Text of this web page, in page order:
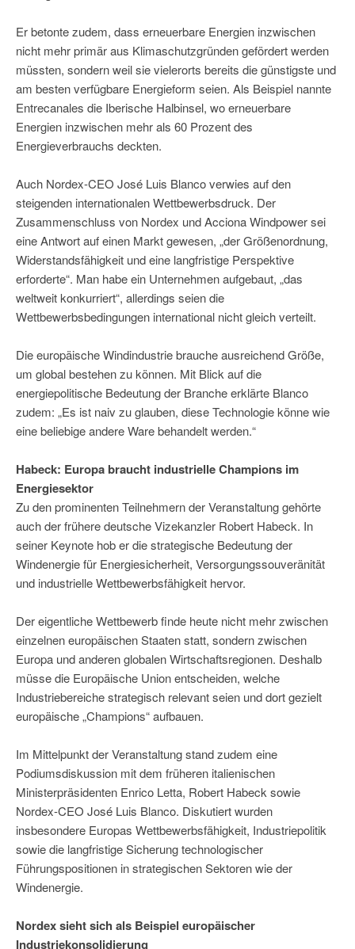
Er betonte zudem, dass erneuerbare Energien inzwischen
nicht mehr primär aus Klimaschutzgründen gefördert werden
müssten, sondern weil sie vielerorts bereits die günstigste und
am besten verfügbare Energieform seien. Als Beispiel nannte
Entrecanales die Iberische Halbinsel, wo erneuerbare
Energien inzwischen mehr als 60 Prozent des
Energieverbrauchs deckten.
Auch Nordex-CEO José Luis Blanco verwies auf den
steigenden internationalen Wettbewerbsdruck. Der
Zusammenschluss von Nordex und Acciona Windpower sei
eine Antwort auf einen Markt gewesen, „der Größenordnung,
Widerstandsfähigkeit und eine langfristige Perspektive
erforderte“. Man habe ein Unternehmen aufgebaut, „das
weltweit konkurriert“, allerdings seien die
Wettbewerbsbedingungen international nicht gleich verteilt.
Die europäische Windindustrie brauche ausreichend Größe,
um global bestehen zu können. Mit Blick auf die
energiepolitische Bedeutung der Branche erklärte Blanco
zudem: „Es ist naiv zu glauben, diese Technologie könne wie
eine beliebige andere Ware behandelt werden.“
Habeck: Europa braucht industrielle Champions im
Energiesektor
Zu den prominenten Teilnehmern der Veranstaltung gehörte
auch der frühere deutsche Vizekanzler Robert Habeck. In
seiner Keynote hob er die strategische Bedeutung der
Windenergie für Energiesicherheit, Versorgungssouveränität
und industrielle Wettbewerbsfähigkeit hervor.
Der eigentliche Wettbewerb finde heute nicht mehr zwischen
einzelnen europäischen Staaten statt, sondern zwischen
Europa und anderen globalen Wirtschaftsregionen. Deshalb
müsse die Europäische Union entscheiden, welche
Industriebereiche strategisch relevant seien und dort gezielt
europäische „Champions“ aufbauen.
Im Mittelpunkt der Veranstaltung stand zudem eine
Podiumsdiskussion mit dem früheren italienischen
Ministerpräsidenten Enrico Letta, Robert Habeck sowie
Nordex-CEO José Luis Blanco. Diskutiert wurden
insbesondere Europas Wettbewerbsfähigkeit, Industriepolitik
sowie die langfristige Sicherung technologischer
Führungspositionen in strategischen Sektoren wie der
Windenergie.
Nordex sieht sich als Beispiel europäischer
Industriekonsolidierung